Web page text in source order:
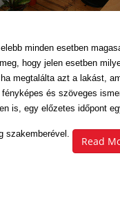
minden esetben
hogy jelen esetben
megtalálta azt a lakást,
és szöveges
is, egy előzetes időpont
szakemberével.
Read